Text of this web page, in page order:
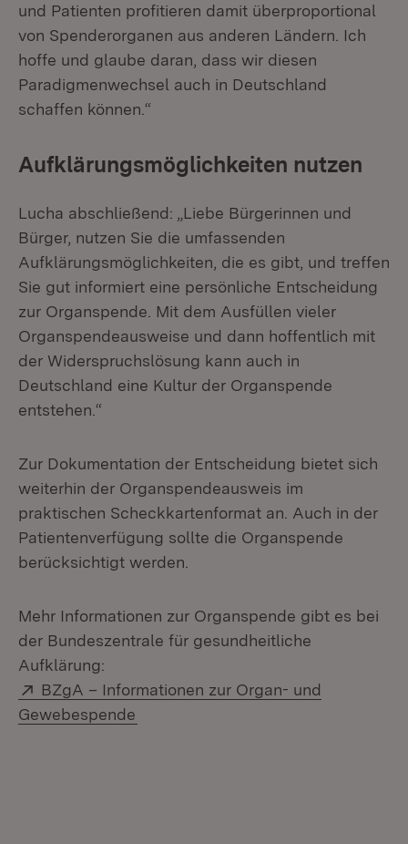
und Patienten profitieren damit überproportional
von Spenderorganen aus anderen Ländern. Ich
hoffe und glaube daran, dass wir diesen
Paradigmenwechsel auch in Deutschland
schaffen können.“
Aufklärungsmöglichkeiten nutzen
Lucha abschließend: „Liebe Bürgerinnen und
Bürger, nutzen Sie die umfassenden
Aufklärungsmöglichkeiten, die es gibt, und treffen
Sie gut informiert eine persönliche Entscheidung
zur Organspende. Mit dem Ausfüllen vieler
Organspendeausweise und dann hoffentlich mit
der Widerspruchslösung kann auch in
Deutschland eine Kultur der Organspende
entstehen.“
Zur Dokumentation der Entscheidung bietet sich
weiterhin der Organspendeausweis im
praktischen Scheckkartenformat an. Auch in der
Patientenverfügung sollte die Organspende
berücksichtigt werden.
Mehr Informationen zur Organspende gibt es bei
der Bundeszentrale für gesundheitliche
Aufklärung:
Extern:
BZgA – Informationen zur Organ- und
Gewebespende